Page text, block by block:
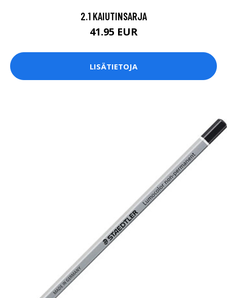
2.1 KAIUTINSARJA
41.95 EUR
LISÄTIETOJA